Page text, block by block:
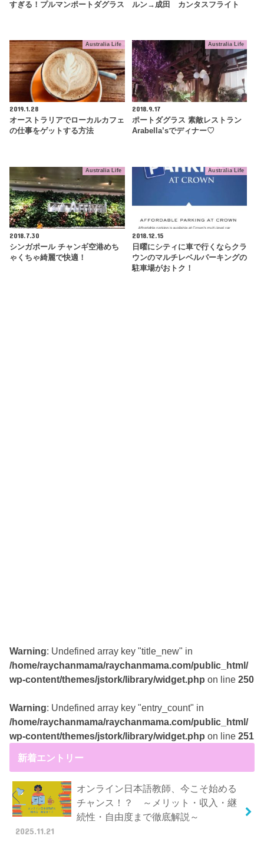
すぎる！プルマンポートダグラス
ルン→成田 カンタスフライト
Australia Life
2019.1.28
オーストラリアでローカルカフェ
の仕事をゲットする方法
Australia Life
2018.9.17
ポートダグラス 素敵レストラン
Arabella’sでディナー♡
Australia Life
2018.7.30
シンガポール チャンギ空港めち
ゃくちゃ綺麗で快適！
Australia Life
2018.12.15
日曜にシティに車で行くならクラ
ウンのマルチレベルパーキングの
駐車場がおトク！
Warning: Undefined array key "title_new" in
/home/raychanmama/raychanmama.com/public_html/
wp-content/themes/jstork/library/widget.php on line250
Warning: Undefined array key "entry_count" in
/home/raychanmama/raychanmama.com/public_html/
wp-content/themes/jstork/library/widget.php on line251
新着エントリー
オンライン日本語教師、今こそ始める
チャンス！？ ～メリット・収入・継
続性・自由度まで徹底解説～
2025.11.21